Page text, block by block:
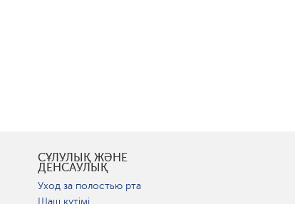
СҰЛУЛЫҚ ЖӘНЕ
ДЕНСАУЛЫҚ
Уход за полостью рта
Шаш күтімі